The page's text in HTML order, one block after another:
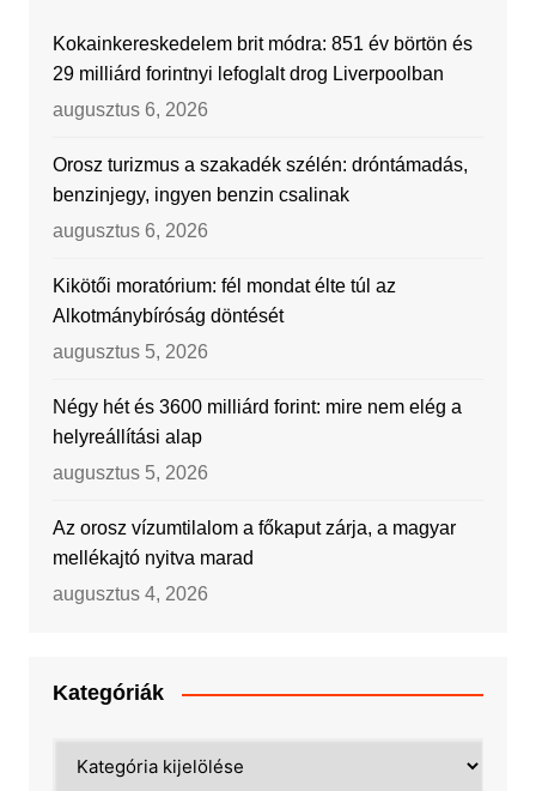
Kokainkereskedelem brit módra: 851 év börtön és
29 milliárd forintnyi lefoglalt drog Liverpoolban
augusztus 6, 2026
Orosz turizmus a szakadék szélén: dróntámadás,
benzinjegy, ingyen benzin csalinak
augusztus 6, 2026
Kikötői moratórium: fél mondat élte túl az
Alkotmánybíróság döntését
augusztus 5, 2026
Négy hét és 3600 milliárd forint: mire nem elég a
helyreállítási alap
augusztus 5, 2026
Az orosz vízumtilalom a főkaput zárja, a magyar
mellékajtó nyitva marad
augusztus 4, 2026
Kategóriák